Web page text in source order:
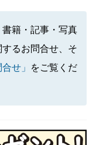
籍・記事・写真
るお問合せ、そ
せ」
をご覧くだ